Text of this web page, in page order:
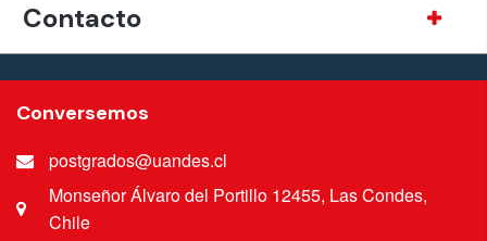
Contacto
Conversemos
postgrados@uandes.cl
Monseñor Álvaro del Portillo 12455, Las Condes,
Chile